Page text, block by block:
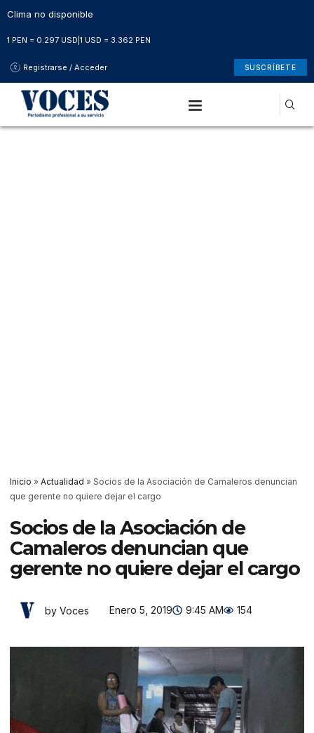
Clima no disponible
1 PEN = 0.297 USD 1 USD = 3.362 PEN
Registrarse / Acceder SUSCRÍBETE
Inicio » Actualidad » Socios de la Asociación de Camaleros denuncian
que gerente no quiere dejar el cargo
Socios de la Asociación de
Camaleros denuncian que
gerente no quiere dejar el cargo
by Voces Enero 5, 2019 9:45 AM 154